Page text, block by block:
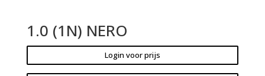
1.0 (1N) NERO
Login voor prijs